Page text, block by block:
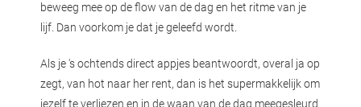
beweeg mee op de flow van de dag en het ritme van je
lijf. Dan voorkom je dat je geleefd wordt.
Als je 's ochtends direct appjes beantwoordt, overal ja op
zegt, van hot naar her rent, dan is het supermakkelijk om
jezelf te verliezen en in de waan van de dag meegesleurd